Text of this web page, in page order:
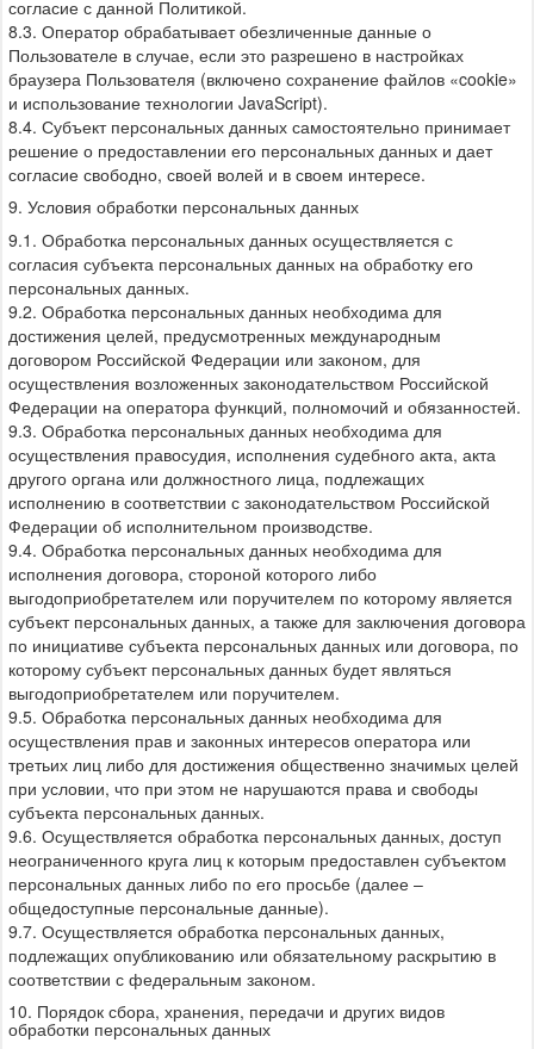
согласие с данной Политикой.
8.3. Оператор обрабатывает обезличенные данные о
Пользователе в случае, если это разрешено в настройках
браузера Пользователя (включено сохранение файлов «cookie»
и использование технологии JavaScript).
8.4. Субъект персональных данных самостоятельно принимает
решение о предоставлении его персональных данных и дает
согласие свободно, своей волей и в своем интересе.
9. Условия обработки персональных данных
9.1. Обработка персональных данных осуществляется с
согласия субъекта персональных данных на обработку его
персональных данных.
9.2. Обработка персональных данных необходима для
достижения целей, предусмотренных международным
договором Российской Федерации или законом, для
осуществления возложенных законодательством Российской
Федерации на оператора функций, полномочий и обязанностей.
9.3. Обработка персональных данных необходима для
осуществления правосудия, исполнения судебного акта, акта
другого органа или должностного лица, подлежащих
исполнению в соответствии с законодательством Российской
Федерации об исполнительном производстве.
9.4. Обработка персональных данных необходима для
исполнения договора, стороной которого либо
выгодоприобретателем или поручителем по которому является
субъект персональных данных, а также для заключения договора
по инициативе субъекта персональных данных или договора, по
которому субъект персональных данных будет являться
выгодоприобретателем или поручителем.
9.5. Обработка персональных данных необходима для
осуществления прав и законных интересов оператора или
третьих лиц либо для достижения общественно значимых целей
при условии, что при этом не нарушаются права и свободы
субъекта персональных данных.
9.6. Осуществляется обработка персональных данных, доступ
неограниченного круга лиц к которым предоставлен субъектом
персональных данных либо по его просьбе (далее –
общедоступные персональные данные).
9.7. Осуществляется обработка персональных данных,
подлежащих опубликованию или обязательному раскрытию в
соответствии с федеральным законом.
10. Порядок сбора, хранения, передачи и других видов
обработки персональных данных